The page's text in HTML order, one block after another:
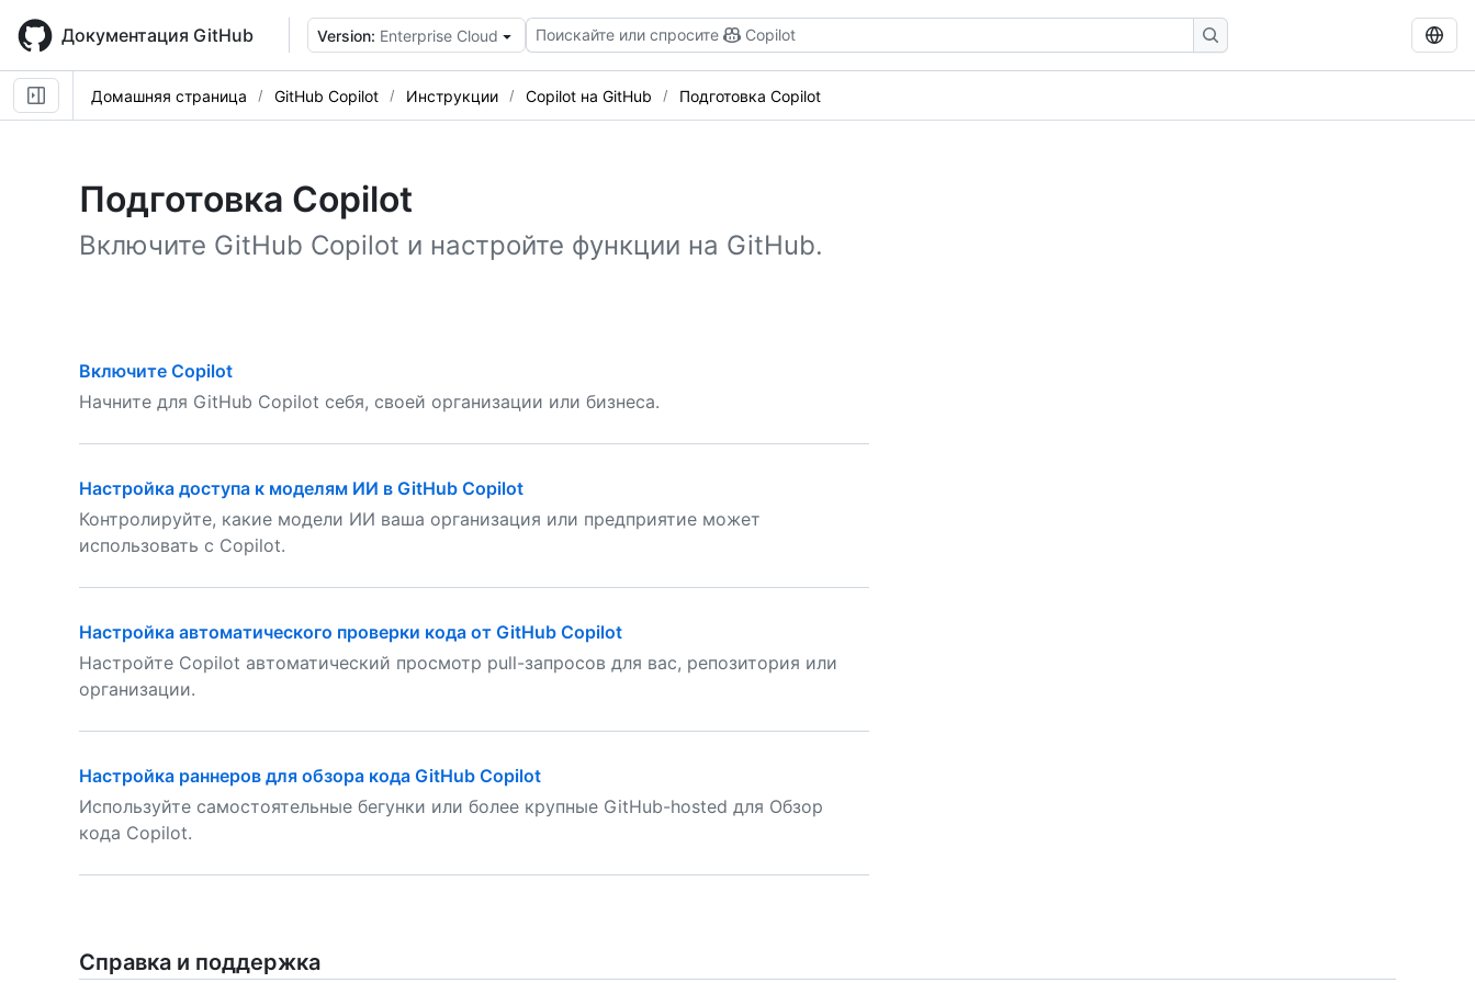
main
content
Документация GitHub Version: Enterprise Cloud Поискайте или спросите Copilot
Домашняя страница GitHub Copilot Инструкции Copilot на GitHub Подготовка Copilot
Подготовка Copilot
Включите GitHub Copilot и настройте функции на GitHub.
Включите Copilot
Начните для GitHub Copilot себя, своей организации или бизнеса.
Настройка доступа к моделям ИИ в GitHub Copilot
Контролируйте, какие модели ИИ ваша организация или предприятие может
использовать с Copilot.
Настройка автоматического проверки кода от GitHub Copilot
Настройте Copilot автоматический просмотр pull-запросов для вас, репозитория или
организации.
Настройка раннеров для обзора кода GitHub Copilot
Используйте самостоятельные бегунки или более крупные GitHub-hosted для Обзор
кода Copilot.
Справка и поддержка